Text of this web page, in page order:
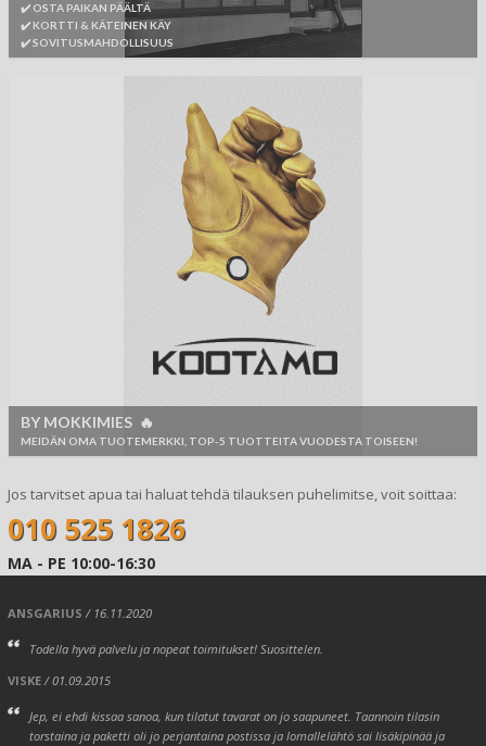
✔️ OSTA PAIKAN PÄÄLTÄ
✔️ KORTTI & KÄTEINEN KÄY
✔️ SOVITUSMAHDOLLISUUS
BY MOKKIMIES 🔥
MEIDÄN OMA TUOTEMERKKI, TOP-5 TUOTTEITA VUODESTA TOISEEN!
Jos tarvitset apua tai haluat tehdä tilauksen puhelimitse, voit soittaa:
010 525 1826
MA - PE 10:00-16:30
ANSGARIUS / 16.11.2020
Todella hyvä palvelu ja nopeat toimitukset! Suosittelen.
VISKE / 01.09.2015
Jep, ei ehdi kissaa sanoa, kun tilatut tavarat on jo saapuneet. Taannoin tilasin
torstaina ja paketti oli jo perjantaina postissa ja lomallelähtö sai lisäkipinää ja